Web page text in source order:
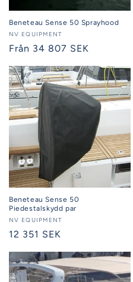
Beneteau Sense 50 Sprayhood
Säljare:
NV EQUIPMENT
Ordinarie
Från 34 807 SEK
Beneteau Sense 50
Piedestalskydd par
Säljare:
NV EQUIPMENT
Ordinarie
12 351 SEK